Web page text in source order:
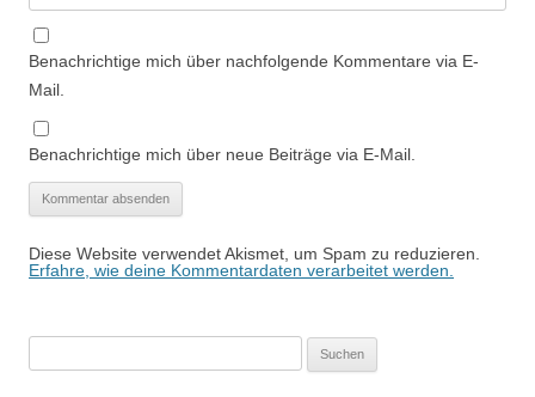
Benachrichtige mich über nachfolgende Kommentare via E-
Mail.
Benachrichtige mich über neue Beiträge via E-Mail.
Diese Website verwendet Akismet, um Spam zu reduzieren.
Erfahre, wie deine Kommentardaten verarbeitet werden.